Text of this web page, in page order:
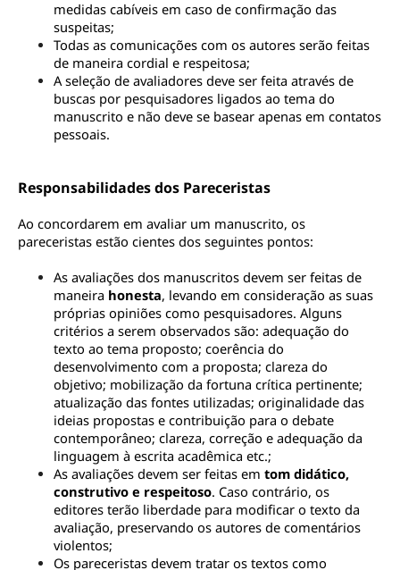
medidas cabíveis em caso de confirmação das
suspeitas;
Todas as comunicações com os autores serão feitas
de maneira cordial e respeitosa;
A seleção de avaliadores deve ser feita através de
buscas por pesquisadores ligados ao tema do
manuscrito e não deve se basear apenas em contatos
pessoais.
Responsabilidades dos Pareceristas
Ao concordarem em avaliar um manuscrito, os
pareceristas estão cientes dos seguintes pontos:
As avaliações dos manuscritos devem ser feitas de
maneira honesta, levando em consideração as suas
próprias opiniões como pesquisadores. Alguns
critérios a serem observados são: adequação do
texto ao tema proposto; coerência do
desenvolvimento com a proposta; clareza do
objetivo; mobilização da fortuna crítica pertinente;
atualização das fontes utilizadas; originalidade das
ideias propostas e contribuição para o debate
contemporâneo; clareza, correção e adequação da
linguagem à escrita acadêmica etc.;
As avaliações devem ser feitas em tom didático,
construtivo e respeitoso. Caso contrário, os
editores terão liberdade para modificar o texto da
avaliação, preservando os autores de comentários
violentos;